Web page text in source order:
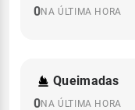
0NA ÚLTIMA HORA
Queimadas
0NA ÚLTIMA HORA